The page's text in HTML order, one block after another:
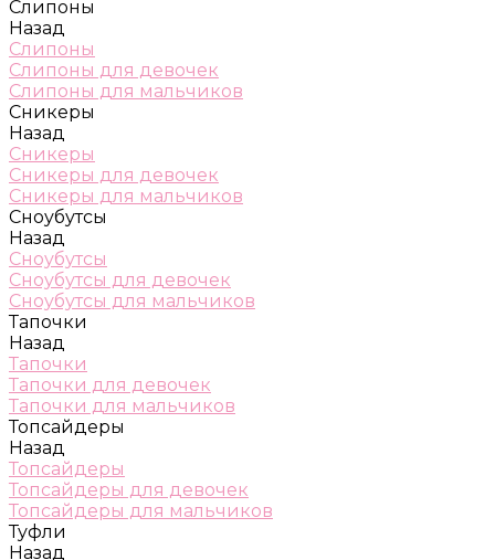
Слипоны
Назад
Слипоны
Слипоны для девочек
Слипоны для мальчиков
Сникеры
Назад
Сникеры
Сникеры для девочек
Сникеры для мальчиков
Сноубутсы
Назад
Сноубутсы
Сноубутсы для девочек
Сноубутсы для мальчиков
Тапочки
Назад
Тапочки
Тапочки для девочек
Тапочки для мальчиков
Топсайдеры
Назад
Топсайдеры
Топсайдеры для девочек
Топсайдеры для мальчиков
Туфли
Назад